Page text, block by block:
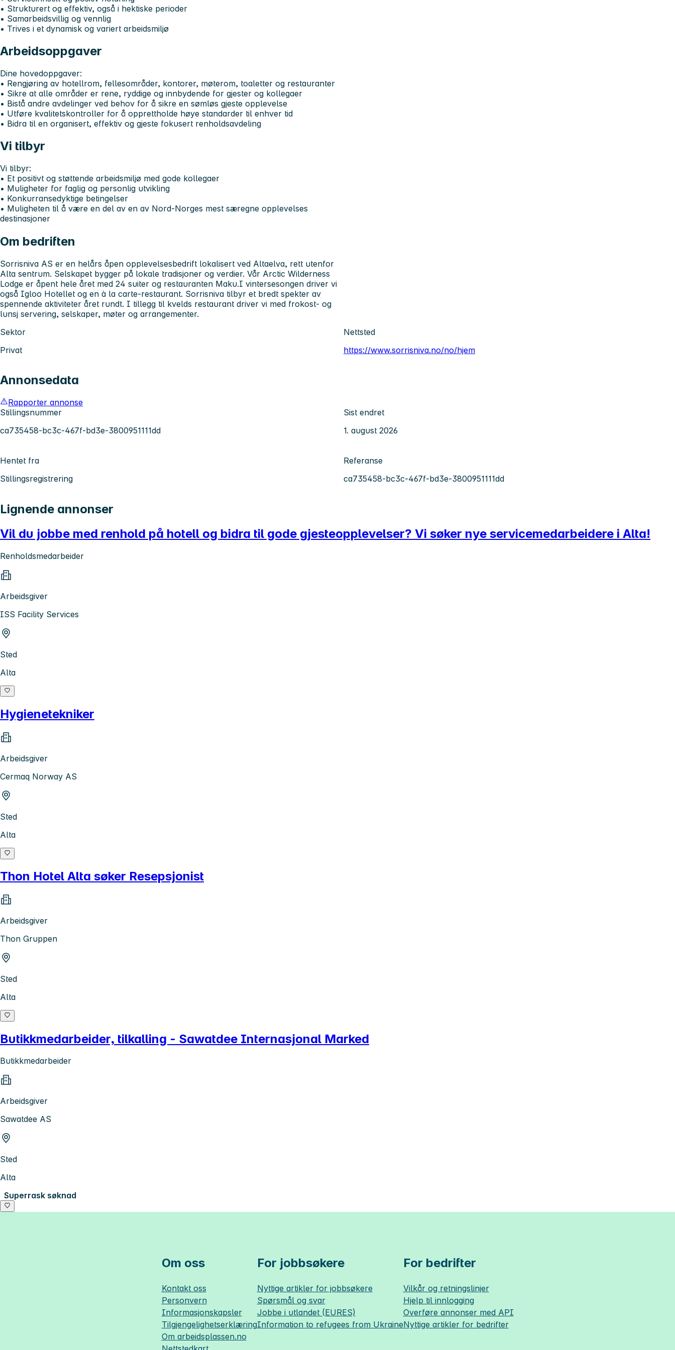
• Strukturert og effektiv, også i hektiske perioder
• Samarbeidsvillig og vennlig
• Trives i et dynamisk og variert arbeidsmiljø
Arbeidsoppgaver
Dine hovedoppgaver:
• Rengjøring av hotellrom, fellesområder, kontorer, møterom, toaletter og restauranter
• Sikre at alle områder er rene, ryddige og innbydende for gjester og kollegaer
• Bistå andre avdelinger ved behov for å sikre en sømløs gjeste opplevelse
• Utføre kvalitetskontroller for å opprettholde høye standarder til enhver tid
• Bidra til en organisert, effektiv og gjeste fokusert renholdsavdeling
Vi tilbyr
Vi tilbyr:
• Et positivt og støttende arbeidsmiljø med gode kollegaer
• Muligheter for faglig og personlig utvikling
• Konkurransedyktige betingelser
• Muligheten til å være en del av en av Nord-Norges mest særegne opplevelses
destinasjoner
Om bedriften
Sorrisniva AS er en helårs åpen opplevelsesbedrift lokalisert ved Altaelva, rett utenfor
Alta sentrum. Selskapet bygger på lokale tradisjoner og verdier. Vår Arctic Wilderness
Lodge er åpent hele året med 24 suiter og restauranten Maku.I vintersesongen driver vi
også Igloo Hotellet og en à la carte-restaurant. Sorrisniva tilbyr et bredt spekter av
spennende aktiviteter året rundt. I tillegg til kvelds restaurant driver vi med frokost- og
lunsj servering, selskaper, møter og arrangementer.
Sektor
Privat
Nettsted
https://www.sorrisniva.no/no/hjem
Annonsedata
Rapporter annonse
Stillingsnummer
ca735458-bc3c-467f-bd3e-3800951111dd
Sist endret
1. august 2026
Hentet fra
Stillingsregistrering
Referanse
ca735458-bc3c-467f-bd3e-3800951111dd
Lignende annonser
Vil du jobbe med renhold på hotell og bidra til gode gjesteopplevelser? Vi søker nye servicemedarbeidere i Alta!
Renholdsmedarbeider
Arbeidsgiver
ISS Facility Services
Sted
Alta
Hygienetekniker
Arbeidsgiver
Cermaq Norway AS
Sted
Alta
Thon Hotel Alta søker Resepsjonist
Arbeidsgiver
Thon Gruppen
Sted
Alta
Butikkmedarbeider, tilkalling - Sawatdee Internasjonal Marked
Butikkmedarbeider
Arbeidsgiver
Sawatdee AS
Sted
Alta
Superrask søknad
Om oss
Kontakt oss
Personvern
Informasjonskapsler
Tilgjengelighetserklæring
Om arbeidsplassen.no
For jobbsøkere
Nyttige artikler for jobbsøkere
Spørsmål og svar
Jobbe i utlandet (EURES)
Information to refugees from Ukraine
For bedrifter
Vilkår og retningslinjer
Hjelp til innlogging
Overføre annonser med API
Nyttige artikler for bedrifter